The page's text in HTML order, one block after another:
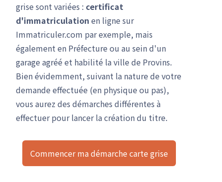
grise sont variées : certificat
d'immatriculation en ligne sur
Immatriculer.com par exemple, mais
également en Préfecture ou au sein d'un
garage agréé et habilité la ville de Provins.
Bien évidemment, suivant la nature de votre
demande effectuée (en physique ou pas),
vous aurez des démarches différentes à
effectuer pour lancer la création du titre.
Commencer ma démarche carte grise